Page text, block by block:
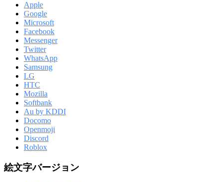
Apple
Google
Microsoft
Facebook
Messenger
Twitter
WhatsApp
Samsung
LG
HTC
Mozilla
Softbank
Au by KDDI
Docomo
Openmoji
Discord
Roblox
絵文字バージョン